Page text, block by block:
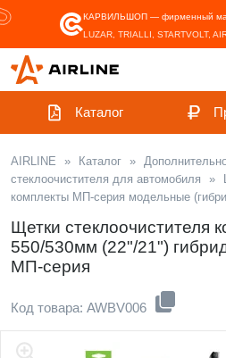
КАРВИЛЬШОП — фирменный
LUZAR, TRIALLI, STARTVOLT,
Каталог
AIRLINE » Каталог »
стеклоочистителя для автомобиля
»
комплекты МП-серия модельные
Щетки стеклоочистителя
550/530мм (22"/21")
МП-серия
Код товара: AWBV006